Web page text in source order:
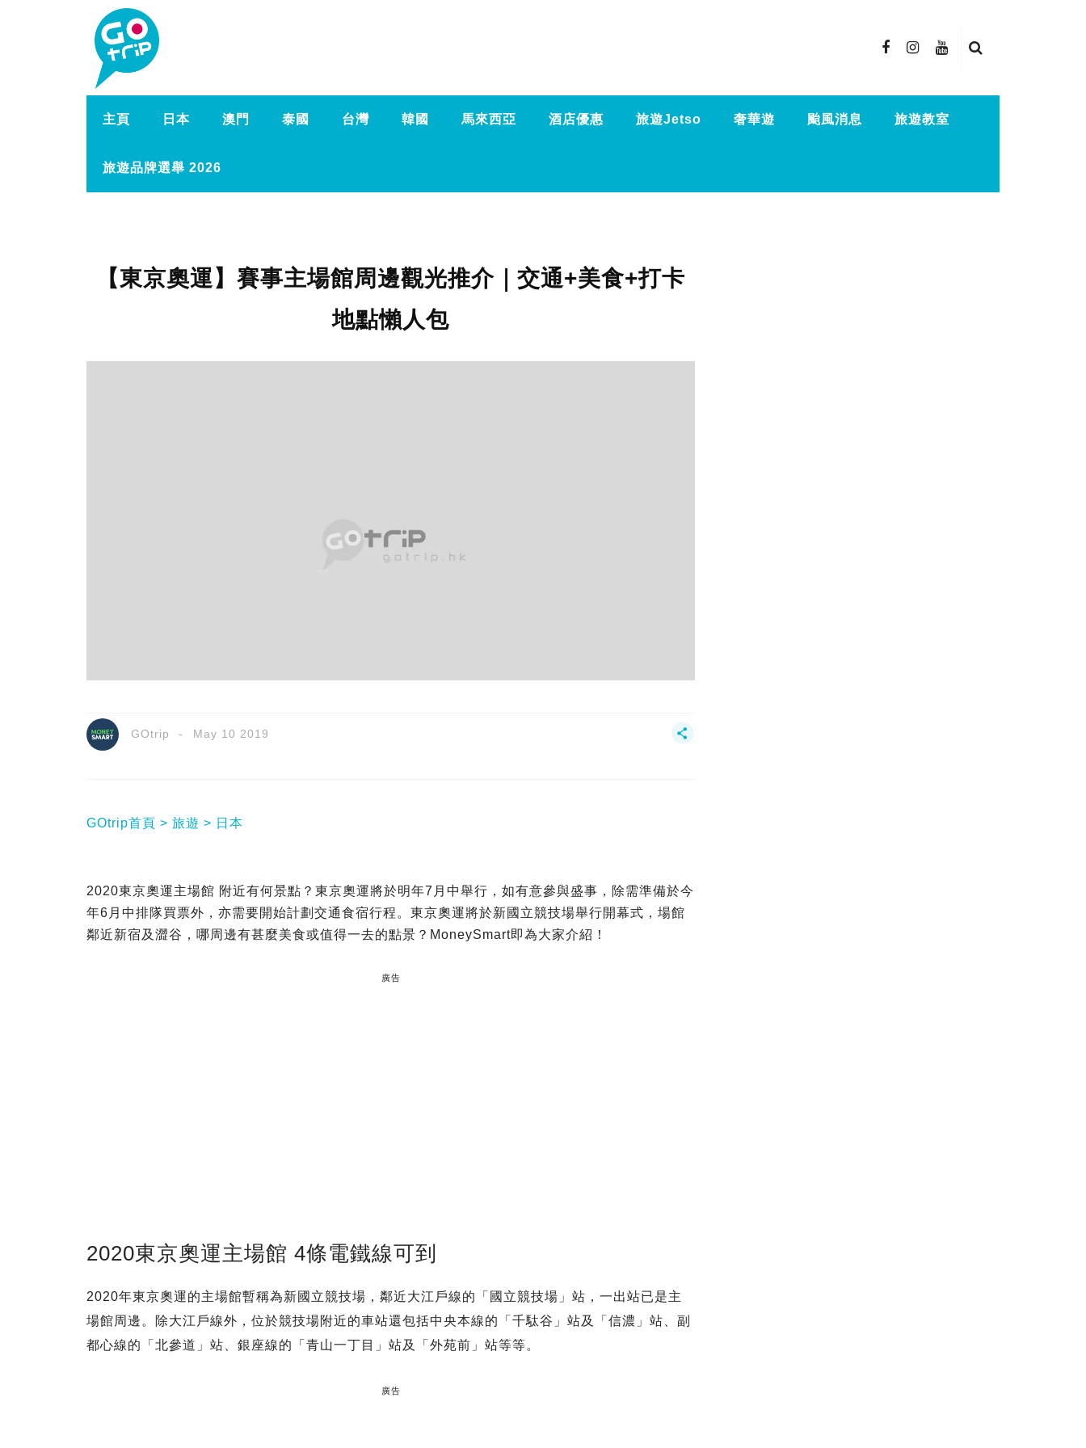
主頁 日本 澳門 泰國 台灣 韓國 馬來西亞 酒店優惠 旅遊Jetso 奢華遊 颱風消息 旅遊教室
旅遊品牌選舉 2026
【東京奧運】賽事主場館周邊觀光推介｜交通+美食+打卡
地點懶人包
GOtrip May 10 2019
GOtrip首頁 旅遊 日本
2020東京奧運主場館 附近有何景點？東京奧運將於明年7月中舉行，如有意參與盛事，除需準備於今
年6月中排隊買票外，亦需要開始計劃交通食宿行程。東京奧運將於新國立競技場舉行開幕式，場館
鄰近新宿及澀谷，哪周邊有甚麼美食或值得一去的點景？MoneySmart即為大家介紹！
廣告
2020東京奧運主場館 4條電鐵線可到
2020年東京奧運的主場館暫稱為新國立競技場，鄰近大江戶線的「國立競技場」站，一出站已是主
場館周邊。除大江戶線外，位於競技場附近的車站還包括中央本線的「千駄谷」站及「信濃」站、副
都心線的「北參道」站、銀座線的「青山一丁目」站及「外苑前」站等等。
廣告